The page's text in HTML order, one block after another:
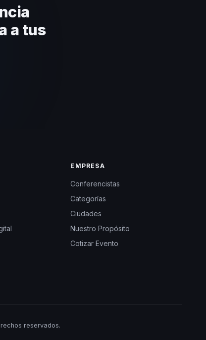
a tus
EMPRESA
Conferencistas
Categorías
Ciudades
Nuestro Propósito
Cotizar Evento
reservados.